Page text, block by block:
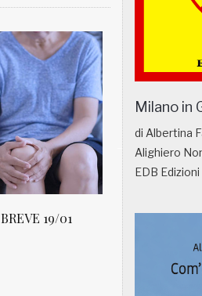
19/01
Milano in
di Albertina
Alighiero
EDB Edizioni